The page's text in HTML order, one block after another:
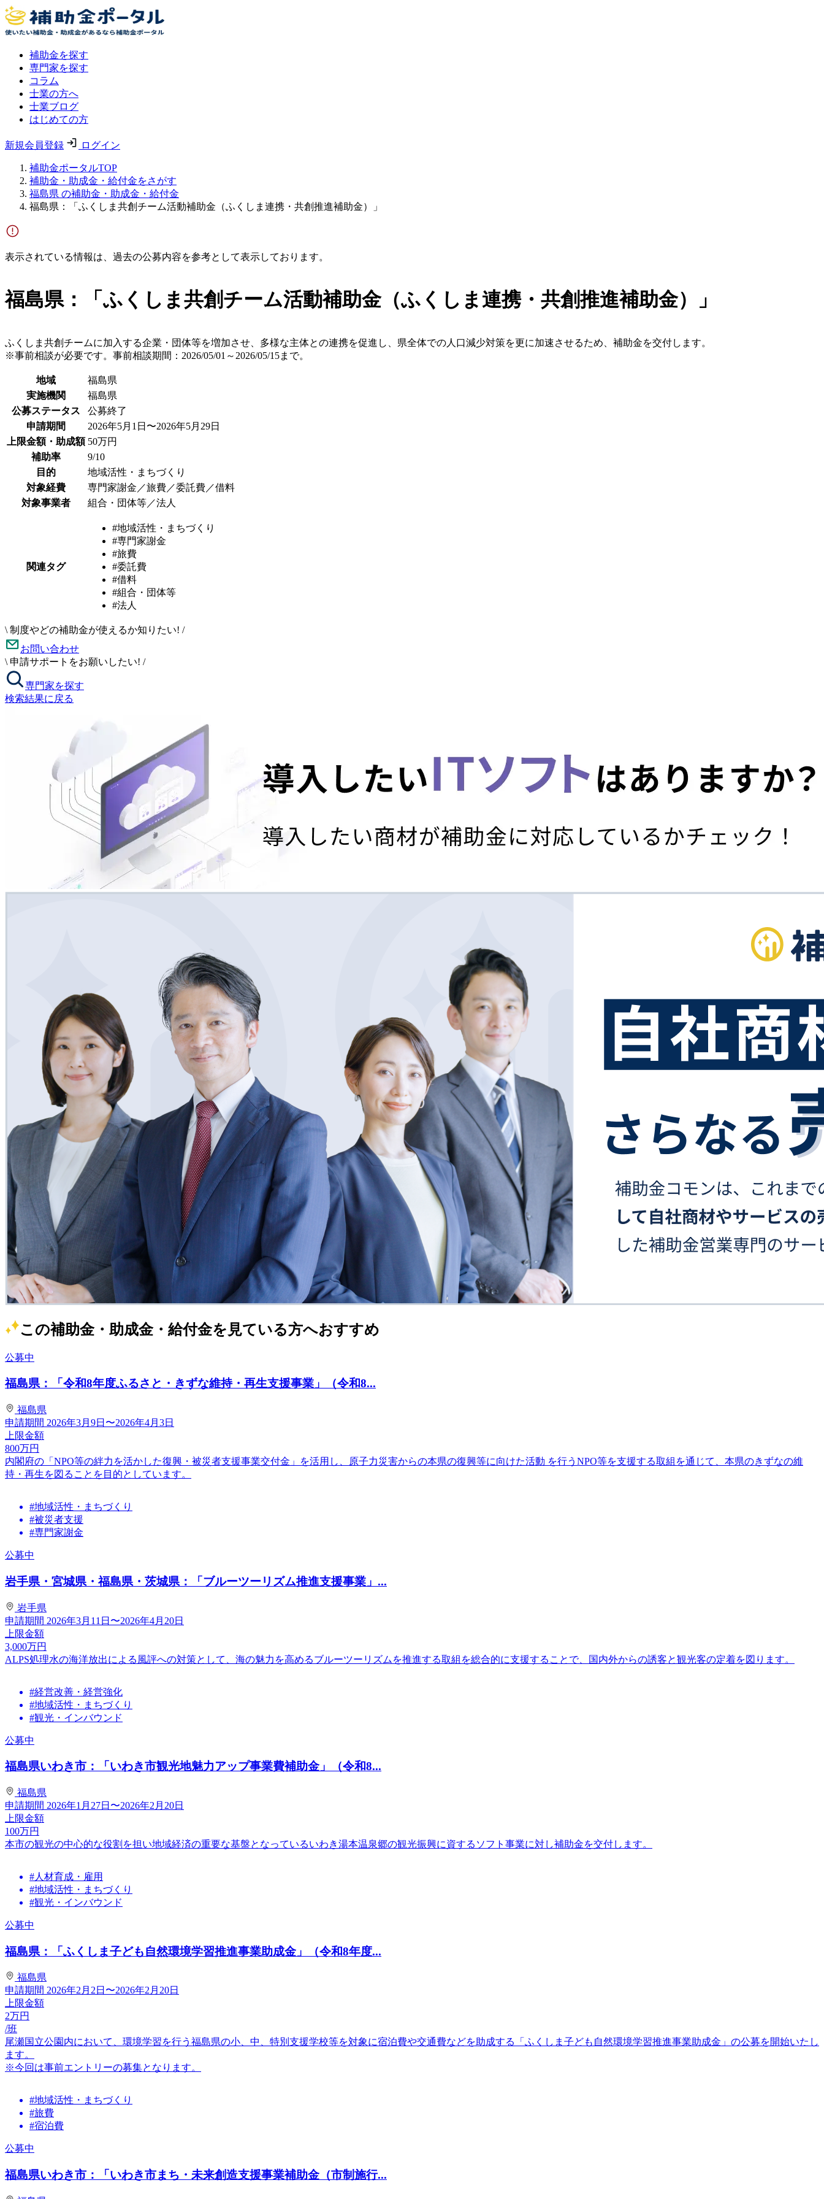
補助金を探す
専門家を探す
コラム
士業の方へ
士業ブログ
はじめての方
新規会員登録 ログイン
補助金ポータルTOP
補助金・助成金・給付金をさがす
福島県 の補助金・助成金・給付金
福島県：「ふくしま共創チーム活動補助金（ふくしま連携・共創推進補助金）」
表示されている情報は、過去の公募内容を参考として表示しております。
福島県：「ふくしま共創チーム活動補助金（ふくしま連携・共創推進補助金）」
ふくしま共創チームに加入する企業・団体等を増加させ、多様な主体との連携を促進し、県全体での人口減少対策を更に加速させるため、補助金を交付します。
※事前相談が必要です。事前相談期間：2026/05/01～2026/05/15まで。
地域
福島県
実施機関
福島県
公募ステータス
公募終了
申請期間
2026年5月1日〜2026年5月29日
上限金額・助成額 50万円
補助率
9/10
目的
地域活性・まちづくり
対象経費
専門家謝金／旅費／委託費／借料
対象事業者
組合・団体等／法人
関連タグ
#地域活性・まちづくり
#専門家謝金
#旅費
#委託費
#借料
#組合・団体等
#法人
\ 制度やどの補助金が使えるか知りたい! /
お問い合わせ
\ 申請サポートをお願いしたい! /
専門家を探す
検索結果に戻る
この補助金・助成金・給付金を見ている方へおすすめ
公募中
福島県：「令和8年度ふるさと・きずな維持・再生支援事業」（令和8...
福島県
申請期間 2026年3月9日〜2026年4月3日
上限金額
800万円
内閣府の「NPO等の絆力を活かした復興・被災者支援事業交付金」を活用し、原子力災害からの本県の復興等に向けた活動 を行うNPO等を支援する取組を通じて、本県のきずなの維
持・再生を図ることを目的としています。
#地域活性・まちづくり
#被災者支援
#専門家謝金
公募中
岩手県・宮城県・福島県・茨城県：「ブルーツーリズム推進支援事業」...
岩手県
申請期間 2026年3月11日〜2026年4月20日
上限金額
3,000万円
ALPS処理水の海洋放出による風評への対策として、海の魅力を高めるブルーツーリズムを推進する取組を総合的に支援することで、国内外からの誘客と観光客の定着を図ります。
#経営改善・経営強化
#地域活性・まちづくり
#観光・インバウンド
公募中
福島県いわき市：「いわき市観光地魅力アップ事業費補助金」（令和8...
福島県
申請期間 2026年1月27日〜2026年2月20日
上限金額
100万円
本市の観光の中心的な役割を担い地域経済の重要な基盤となっているいわき湯本温泉郷の観光振興に資するソフト事業に対し補助金を交付します。
#人材育成・雇用
#地域活性・まちづくり
#観光・インバウンド
公募中
福島県：「ふくしま子ども自然環境学習推進事業助成金」（令和8年度...
福島県
申請期間 2026年2月2日〜2026年2月20日
上限金額
2万円
/班
尾瀬国立公園内において、環境学習を行う福島県の小、中、特別支援学校等を対象に宿泊費や交通費などを助成する「ふくしま子ども自然環境学習推進事業助成金」の公募を開始いたし
ます。
※今回は事前エントリーの募集となります。
#地域活性・まちづくり
#旅費
#宿泊費
公募中
福島県いわき市：「いわき市まち・未来創造支援事業補助金（市制施行...